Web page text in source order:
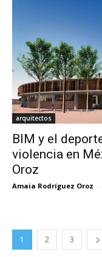
arquitectos
BIM y el
violencia en
Oroz
Amaia Rodríguez Oroz -
1 2 3